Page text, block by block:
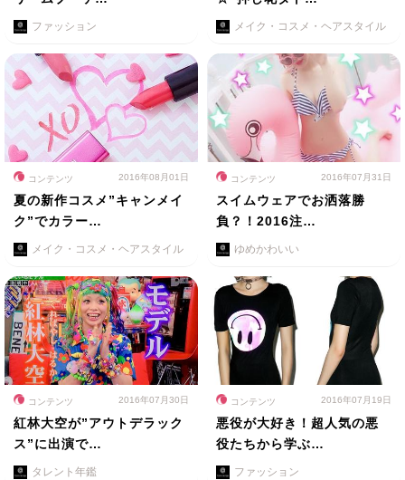
ファッション メイク・コスメ・ヘアスタイル
コンテンツ 2016年08月01日
夏の新作コスメ”キャンメイ
ク”でカラー…
メイク・コスメ・ヘアスタイル
コンテンツ 2016年07月31日
スイムウェアでお洒落勝
負？！2016注…
ゆめかわいい
コンテンツ 2016年07月30日
紅林大空が”アウトデラック
ス”に出演で…
タレント年鑑
コンテンツ 2016年07月19日
悪役が大好き！超人気の悪
役たちから学ぶ…
ファッション